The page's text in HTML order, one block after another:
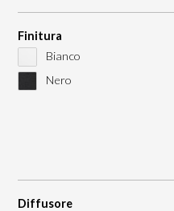
Finitura
Bianco
Nero
Diffusore